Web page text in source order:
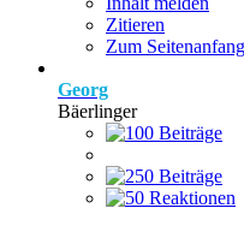
Zitieren
Zum Seitenanfang
Georg
Bäerlinger